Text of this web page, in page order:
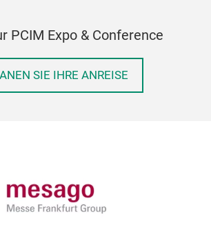
PCIM Expo & Conference
SIE IHRE ANREISE